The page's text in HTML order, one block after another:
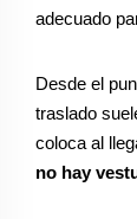
adecuado
Desde el
traslado
coloca al
no hay